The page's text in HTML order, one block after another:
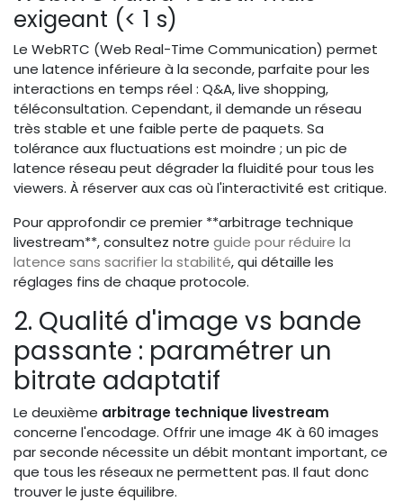
exigeant (< 1 s)
Le WebRTC (Web Real-Time Communication) permet
une latence inférieure à la seconde, parfaite pour les
interactions en temps réel : Q&A, live shopping,
téléconsultation. Cependant, il demande un réseau
très stable et une faible perte de paquets. Sa
tolérance aux fluctuations est moindre ; un pic de
latence réseau peut dégrader la fluidité pour tous les
viewers. À réserver aux cas où l'interactivité est critique.
Pour approfondir ce premier **arbitrage technique
livestream**, consultez notre guide pour réduire la
latence sans sacrifier la stabilité, qui détaille les
réglages fins de chaque protocole.
2. Qualité d'image vs bande
passante : paramétrer un
bitrate adaptatif
Le deuxième arbitrage technique livestream
concerne l'encodage. Offrir une image 4K à 60 images
par seconde nécessite un débit montant important, ce
que tous les réseaux ne permettent pas. Il faut donc
trouver le juste équilibre.